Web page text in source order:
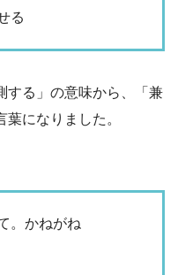
る
する」の意味から、「兼
になりました。
。かねがね